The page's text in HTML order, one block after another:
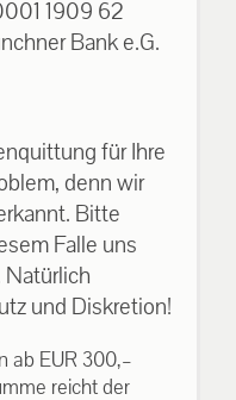
1909 62
Bank e.G.
für Ihre
denn wir
Bitte
Falle uns
und Diskretion!
ab EUR 300,–
reicht der